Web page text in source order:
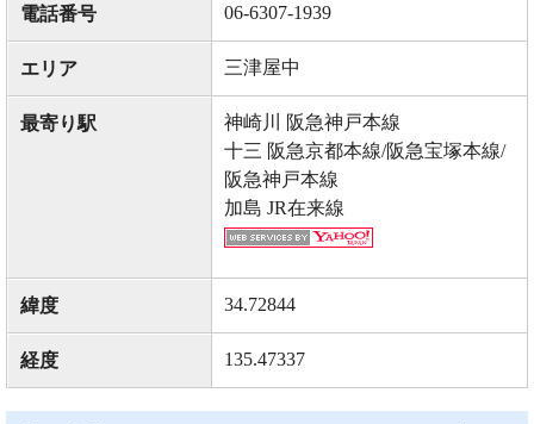
電話番号 06-6307-1939
エリア 三津屋中
最寄り駅
神崎川 阪急神戸本線
十三 阪急京都本線/阪急宝塚本線/
阪急神戸本線
加島 JR在来線
緯度 34.72844
経度 135.47337